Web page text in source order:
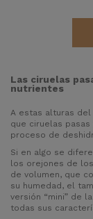
Las ciruelas
nutrientes
A estas alturas
que ciruelas
proceso de
Si en algo se
los orejones de
de volumen, que
su humedad, el
versión “mini” de
todas sus